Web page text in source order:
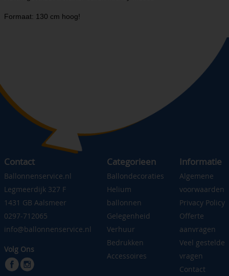
Formaat: 130 cm hoog!
Contact
Ballonnenservice.nl
Legmeerdijk 327 F
1431 GB Aalsmeer
0297-712065
info@ballonnenservice.nl
Volg Ons
Categorieen
Ballondecoraties
Helium
ballonnen
Gelegenheid
Verhuur
Bedrukken
Accessoires
Informatie
Algemene
voorwaarden
Privacy Policy
Offerte
aanvragen
Veel gestelde
vragen
Contact